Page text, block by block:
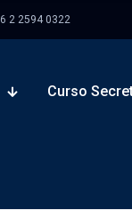
2 2594 0322
Curso